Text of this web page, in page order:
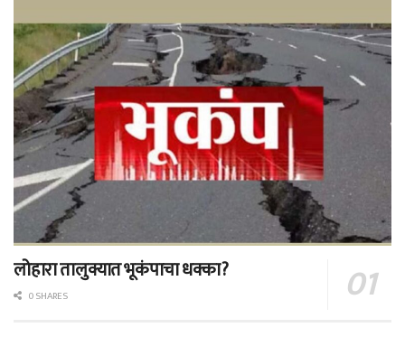
लोहारा तालुक्यात भूकंपाचा धक्का?
0 SHARES